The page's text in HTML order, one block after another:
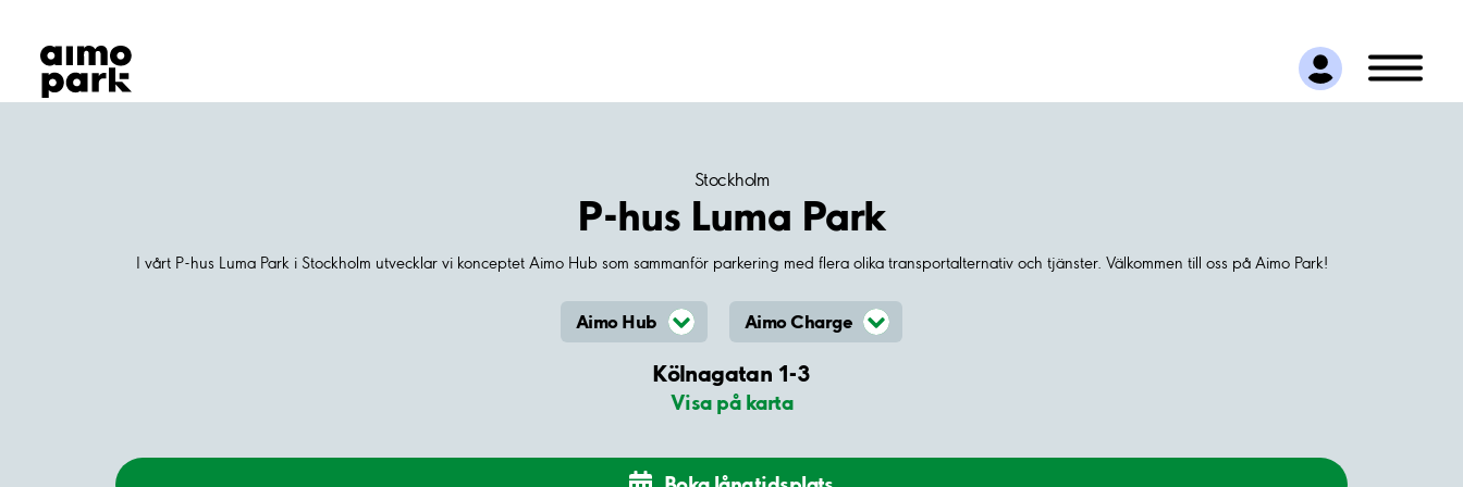
Hitta parkering
Samarbete
Kundservice
Stockholm
P-hus Luma Park
I vårt P-hus Luma Park i Stockholm utvecklar vi konceptet Aimo Hub som sammanför parkering med flera olika transportalternativ och tjänster. Välkommen till oss på Aimo Park!
Aimo Hub Aimo Charge
Kölnagatan 1-3
Visa på karta